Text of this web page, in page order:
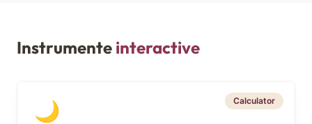
Instrumente interactive
🌙 Calculator